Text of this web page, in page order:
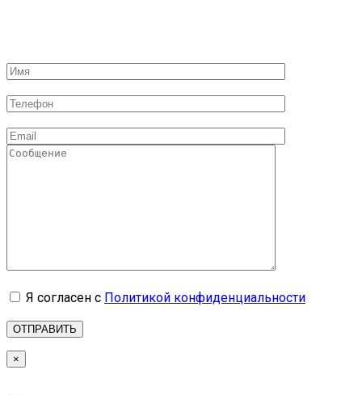
Я согласен с Политикой конфиденциальности
×